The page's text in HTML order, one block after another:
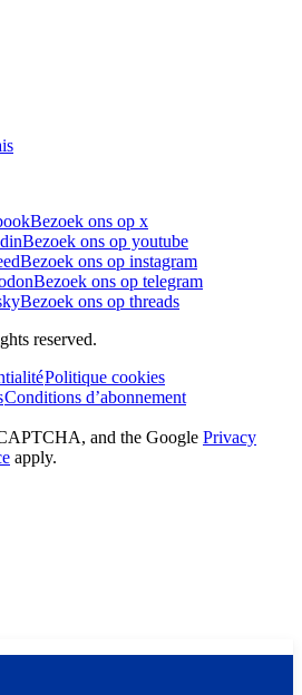
Bezoek ons op x
Bezoek ons op youtube
Bezoek ons op instagram
Bezoek ons op telegram
Bezoek ons op threads
reserved.
Politique cookies
Conditions d’abonnement
and the Google Privacy
apply.